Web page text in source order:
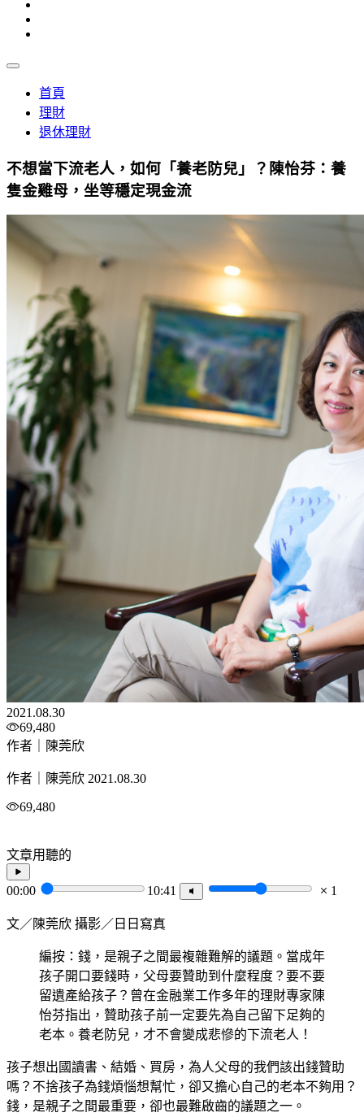
首頁
理財
退休理財
不想當下流老人，如何「養老防兒」？陳怡芬：養
隻金雞母，坐等穩定現金流
2021.08.30
69,480
作者｜陳莞欣
作者｜陳莞欣 2021.08.30
69,480
文章用聽的
00:00 10:41 1
文／陳莞欣 攝影／日日寫真
編按：錢，是親子之間最複雜難解的議題。當成年
孩子開口要錢時，父母要贊助到什麼程度？要不要
留遺產給孩子？曾在金融業工作多年的理財專家陳
怡芬指出，贊助孩子前一定要先為自己留下足夠的
老本。養老防兒，才不會變成悲慘的下流老人！
孩子想出國讀書、結婚、買房，為人父母的我們該出錢贊助
嗎？不捨孩子為錢煩惱想幫忙，卻又擔心自己的老本不夠用？
錢，是親子之間最重要，卻也最難啟齒的議題之一。